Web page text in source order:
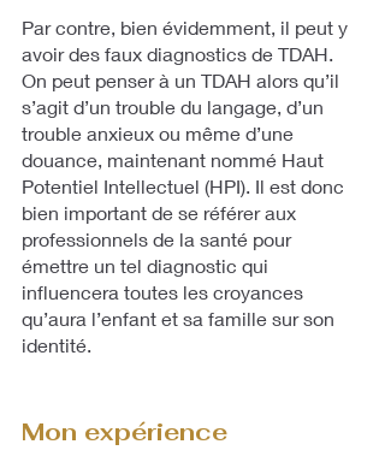
Par contre, bien évidemment, il peut y
avoir des faux diagnostics de TDAH.
On peut penser à un TDAH alors qu’il
s’agit d’un trouble du langage, d’un
trouble anxieux ou même d’une
douance, maintenant nommé Haut
Potentiel Intellectuel (HPI). Il est donc
bien important de se référer aux
professionnels de la santé pour
émettre un tel diagnostic qui
influencera toutes les croyances
qu’aura l’enfant et sa famille sur son
identité.
Mon expérience